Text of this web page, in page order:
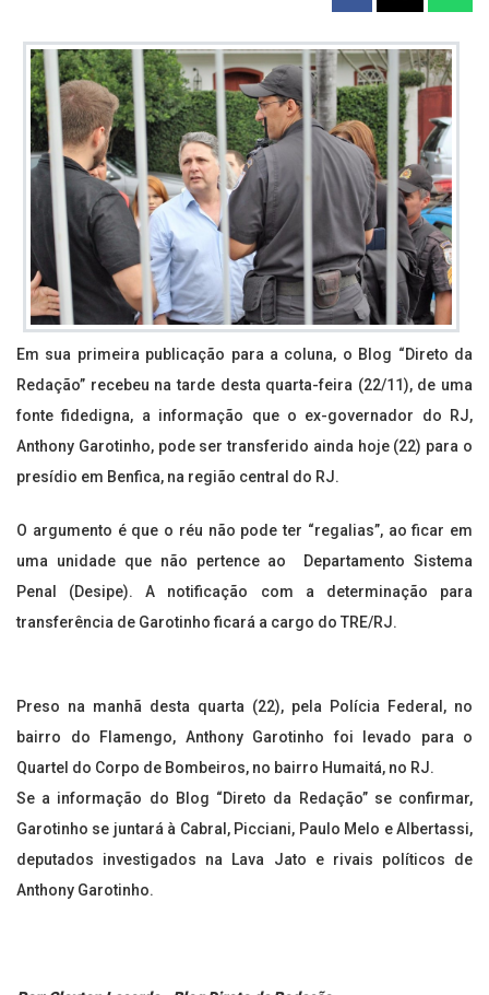
Em sua primeira publicação para a coluna, o Blog “Direto da
Redação” recebeu na tarde desta quarta-feira (22/11), de uma
fonte fidedigna, a informação que o ex-governador do RJ,
Anthony Garotinho, pode ser transferido ainda hoje (22) para o
presídio em Benfica, na região central do RJ.
O argumento é que o réu não pode ter “regalias”, ao ficar em
uma unidade que não pertence ao Departamento Sistema
Penal (Desipe). A notificação com a determinação para
transferência de Garotinho ficará a cargo do TRE/RJ.
Preso na manhã desta quarta (22), pela Polícia Federal, no
bairro do Flamengo, Anthony Garotinho foi levado para o
Quartel do Corpo de Bombeiros, no bairro Humaitá, no RJ.
Se a informação do Blog “Direto da Redação” se confirmar,
Garotinho se juntará à Cabral, Picciani, Paulo Melo e Albertassi,
deputados investigados na Lava Jato e rivais políticos de
Anthony Garotinho.